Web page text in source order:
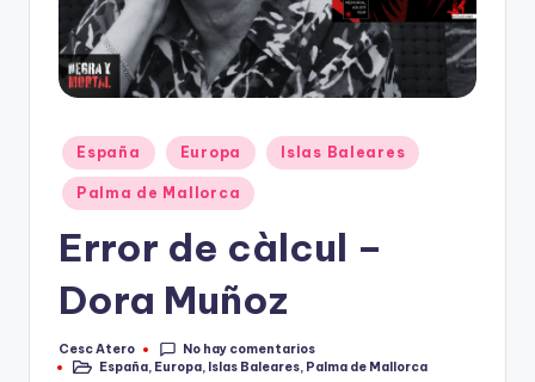
Publicado
en
España Europa Islas Baleares
Palma de Mallorca
Error de càlcul –
Dora Muñoz
Publicado
por
Cesc Atero
No hay comentarios
Publicado
España, Europa, Islas Baleares, Palma de Mallorca